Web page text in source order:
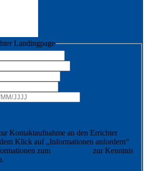
Landingpage
Kontaktaufnahme an den Errichter
Klick auf „Informationen anfordern“
zum
zur Kenntnis